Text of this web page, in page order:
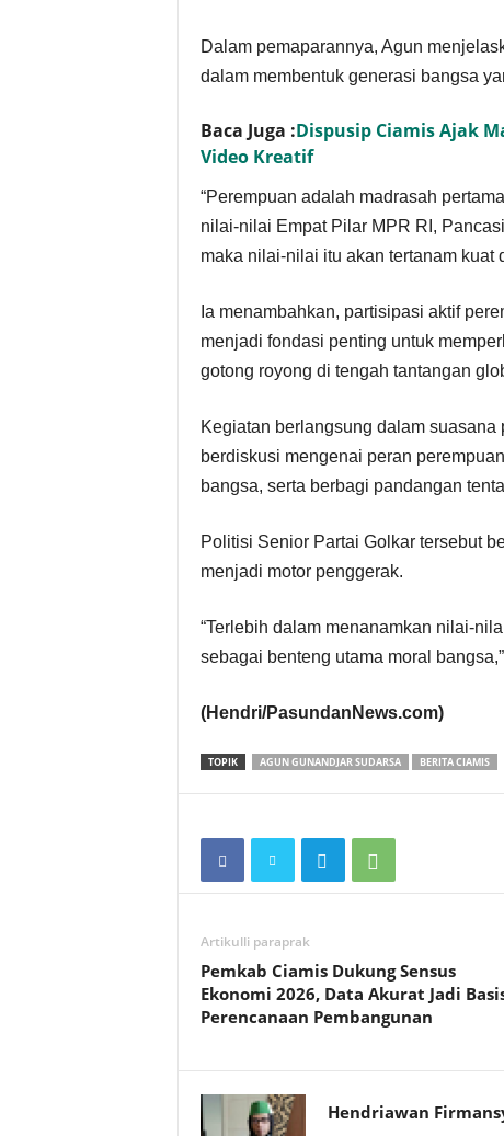
Dalam pemaparannya, Agun
dalam membentuk generasi bangsa
Baca Juga :Dispusip Ciamis Ajak
Video Kreatif
“Perempuan adalah madrasah
nilai-nilai Empat Pilar MPR RI,
maka nilai-nilai itu akan tertanam kuat
Ia menambahkan, partisipasi aktif
menjadi fondasi penting untuk
gotong royong di tengah tantangan
Kegiatan berlangsung dalam
berdiskusi mengenai peran
bangsa, serta berbagi pandangan
Politisi Senior Partai Golkar tersebut
menjadi motor penggerak.
“Terlebih dalam menanamkan nilai-
sebagai benteng utama moral
(Hendri/PasundanNews.com)
TOPIK AGUN GUNANDJAR SUDARSA BERITA CIAMIS
Artikulli paraprak
Pemkab Ciamis Dukung Sensus
Ekonomi 2026, Data Akurat Jadi
Perencanaan Pembangunan
Hendriawan